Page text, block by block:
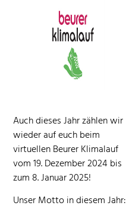
Auch dieses Jahr zählen wir
wieder auf euch beim
virtuellen Beur­er Kli­malauf
vom 19. Dezem­ber 2024 bis
zum 8. Jan­u­ar 2025!
Unser Mot­to in diesem Jahr: